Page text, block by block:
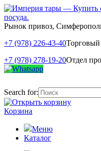
Рынок привоз,
+7 (978) 226-43-40Торговый
+7 (978) 278-19-20Отдел
Search for:
Корзина
Меню
Каталог